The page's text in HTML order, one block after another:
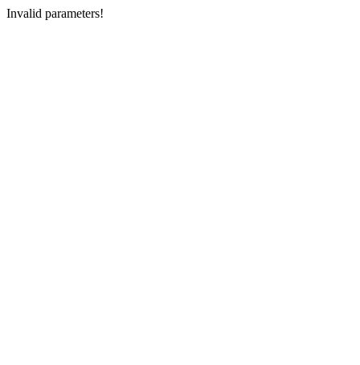
Invalid parameters!